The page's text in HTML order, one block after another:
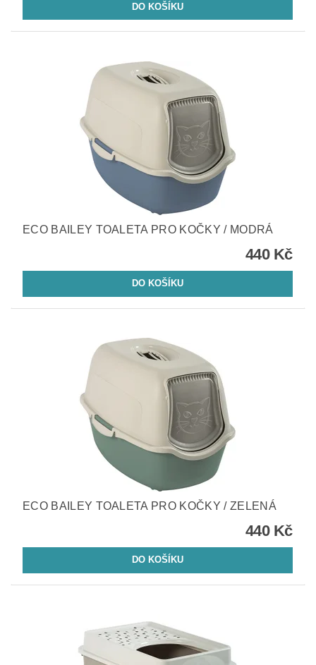
ECO BAILEY TOALETA PRO KOČKY / MODRÁ
440 Kč
ECO BAILEY TOALETA PRO KOČKY / ZELENÁ
440 Kč